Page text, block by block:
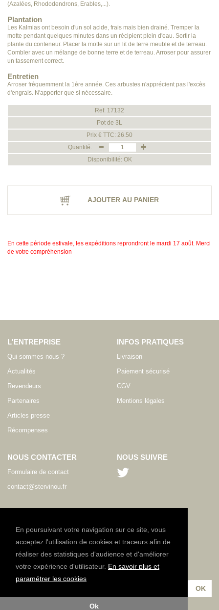
En poursuivant votre navigation sur ce site, vous
acceptez l'utilisation de cookies et traceurs afin de
réaliser des statistiques d'audience et d'améliorer
votre expérience d'utilisateur. En savoir plus et
paramétrer les cookies
Ok
(Azalées, Rhododendrons, Erables,...).
Plantation
Les Kalmias ont besoin d'un sol acide, frais mais bien drainé. Tremper la
motte pendant quelques minutes dans un récipient plein d'eau. Sortir la
plante du conteneur. Placer la motte sur un lit de terre meuble et de terreau.
Combler avec un mélange de bonne terre et de terreau. Arroser pour assurer
un tassement correct.
Entretien
Arroser fréquemment la 1ère année. Ces arbustes n'apprécient pas l'excès
d'engrais. N'apporter que si nécessaire.
Ref. 17132
Pot de 3L
Prix € TTC: 26.50
Quantité:
Disponibilité: OK
AJOUTER AU PANIER
En cette période estivale, les expéditions reprondront le mardi 17 août. Merci
de votre compréhension
L'ENTREPRISE
Qui sommes-nous ?
Actualités
Revendeurs
Partenaires
Articles presse
Récompenses
INFOS PRATIQUES
Livraison
Paiement sécurisé
CGV
Mentions légales
NOUS CONTACTER
Formulaire de contact
contact@stervinou.fr
FR
NOUS SUIVRE
NEWSLETTER
Inscrivez-vous à notre lettre d'information :